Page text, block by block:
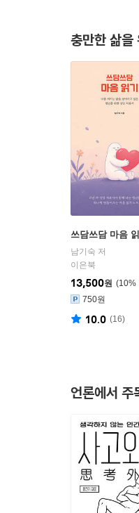
충만한 삶을
쓰담쓰담 마음
남기숙 저
이은북
10%
13,500원
750원
10.0 (16)
언론에서 주